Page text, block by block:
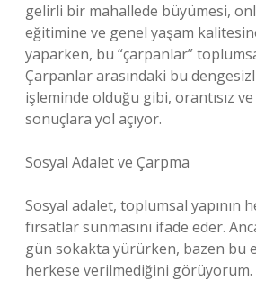
gelirli bir mahallede büyümesi,
eğitimine ve genel yaşam
yaparken, bu “çarpanlar”
Çarpanlar arasındaki bu
işleminde olduğu gibi, orantısız
sonuçlara yol açıyor.
Sosyal Adalet ve Çarpma
Sosyal adalet, toplumsal yapının
fırsatlar sunmasını ifade eder.
gün sokakta yürürken, bazen bu
herkese verilmediğini